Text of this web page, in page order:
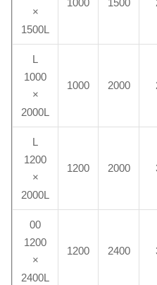
×
1500L
1000 1500
L
1000
×
2000L
1000 2000
L
1200
×
2000L
1200 2000
00
1200
×
2400L
1200 2400